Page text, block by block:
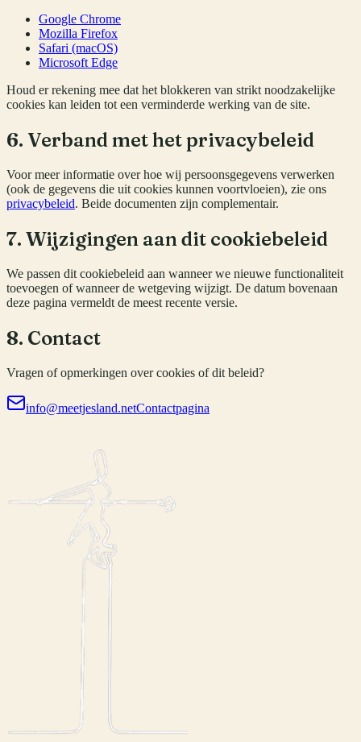
Google Chrome
Mozilla Firefox
Safari (macOS)
Microsoft Edge
Houd er rekening mee dat het blokkeren van strikt noodzakelijke
cookies kan leiden tot een verminderde werking van de site.
6. Verband met het privacybeleid
Voor meer informatie over hoe wij persoonsgegevens verwerken
(ook de gegevens die uit cookies kunnen voortvloeien), zie ons
privacybeleid. Beide documenten zijn complementair.
7. Wijzigingen aan dit cookiebeleid
We passen dit cookiebeleid aan wanneer we nieuwe functionaliteit
toevoegen of wanneer de wetgeving wijzigt. De datum bovenaan
deze pagina vermeldt de meest recente versie.
8. Contact
Vragen of opmerkingen over cookies of dit beleid?
info@meetjesland.netContactpagina